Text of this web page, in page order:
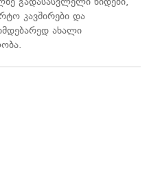
კავშირები და
ახალი